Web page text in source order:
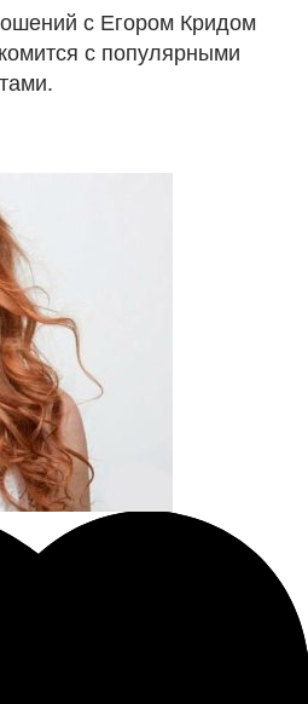
с Егором Кридом
с популярными